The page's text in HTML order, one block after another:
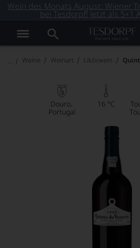
Wein des Monats August: Wiener
bei Tesdorpf! Jetzt als 5+1
Weine Weinart Likörwein
Douro
Portugal
16 °C